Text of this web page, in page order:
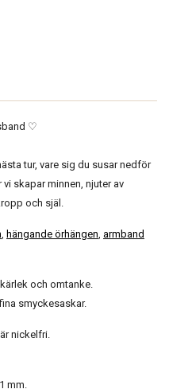
♡
tur, vare sig du susar nedför
skapar minnen, njuter av
och själ.
, hängande örhängen, armband
och omtanke.
smyckesaskar.
nickelfri.
mm.